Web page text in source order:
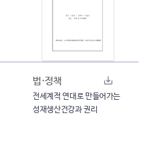
법·정책
전세계적 연대로 만들어가는
성재생산건강과 권리